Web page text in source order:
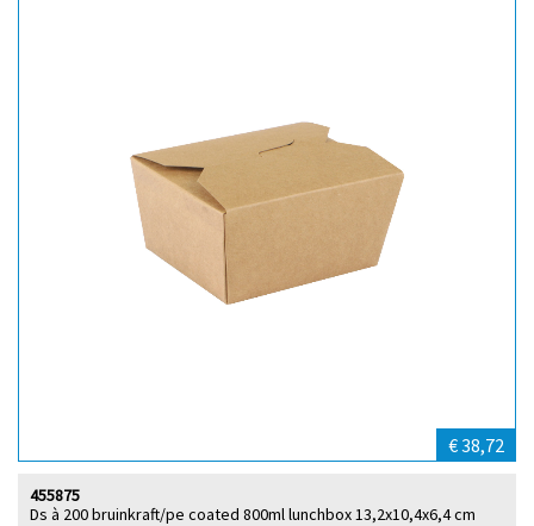
€ 38,72
Ds à 200 bruinkraft/pe coated 800ml lunchbox 13,2x10,4x6,4 cm
455875